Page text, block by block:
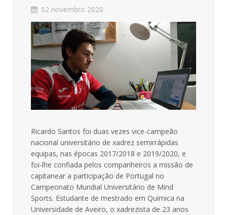
02 novembro 2020
Ricardo Santos foi duas vezes vice-campeão
nacional universitário de xadrez semirrápidas
equipas, nas épocas 2017/2018 e 2019/2020, e
foi-lhe confiada pelos companheiros a missão de
capitanear a participação de Portugal no
Campeonato Mundial Universitário de Mind
Sports. Estudante de mestrado em Química na
Universidade de Aveiro, o xadrezista de 23 anos